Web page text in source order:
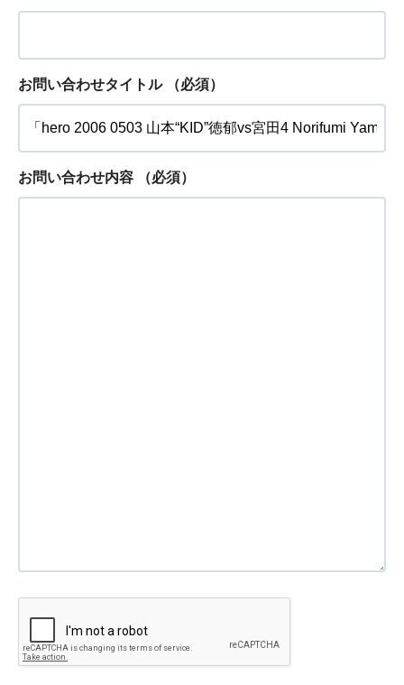
お問い合わせタイトル （必須）
お問い合わせ内容 （必須）